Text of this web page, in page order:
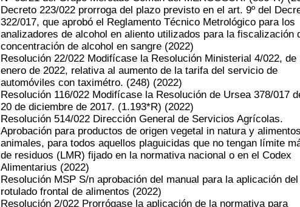
Decreto 223/022 prorroga del plazo previsto en el art. 9º del
322/017, que aprobó el Reglamento Técnico Metrológico para los
analizadores de alcohol en aliento utilizados para la fiscalización
concentración de alcohol en sangre (2022)
Resolución 22/022 Modifícase la Resolución Ministerial 4/022, de
enero de 2022, relativa al aumento de la tarifa del servicio de
automóviles con taximétro. (248) (2022)
Resolución 116/022 Modifícase la Resolución de Ursea 378/017
20 de diciembre de 2017. (1.193*R) (2022)
Resolución 514/022 Dirección General de Servicios Agrícolas.
Aprobación para productos de origen vegetal in natura y
animales, para todos aquellos plaguicidas que no tengan límite
de residuos (LMR) fijado en la normativa nacional o en el Codex
Alimentarius (2022)
Resolución MSP S/n aprobación del manual para la aplicación del
rotulado frontal de alimentos (2022)
Resolución 2/022 Prorrógase la aplicación de la normativa para